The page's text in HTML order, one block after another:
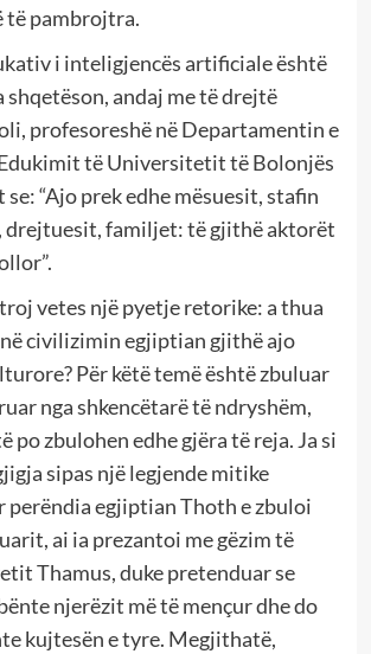
të pambrojtra.
i inteligjencës artificiale është
shqetëson, andaj me të drejtë
profesoreshë në Departamentin e
të Universitetit të Bolonjës
“Ajo prek edhe mësuesit, stafin
familjet: të gjithë aktorët
vetes një pyetje retorike: a thua
civilizimin egjiptian gjithë ajo
Për këtë temë është zbuluar
nga shkencëtarë të ndryshëm,
po zbulohen edhe gjëra të reja. Ja si
sipas një legjende mitike
perëndia egjiptian Thoth e zbuloi
ai ia prezantoi me gëzim të
Thamus, duke pretenduar se
njerëzit më të mençur dhe do
kujtesën e tyre. Megjithatë,